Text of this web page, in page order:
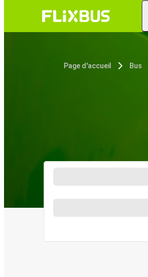
Page d'accueil Bus